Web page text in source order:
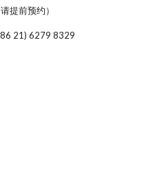
提前预约）
21) 6279 8329